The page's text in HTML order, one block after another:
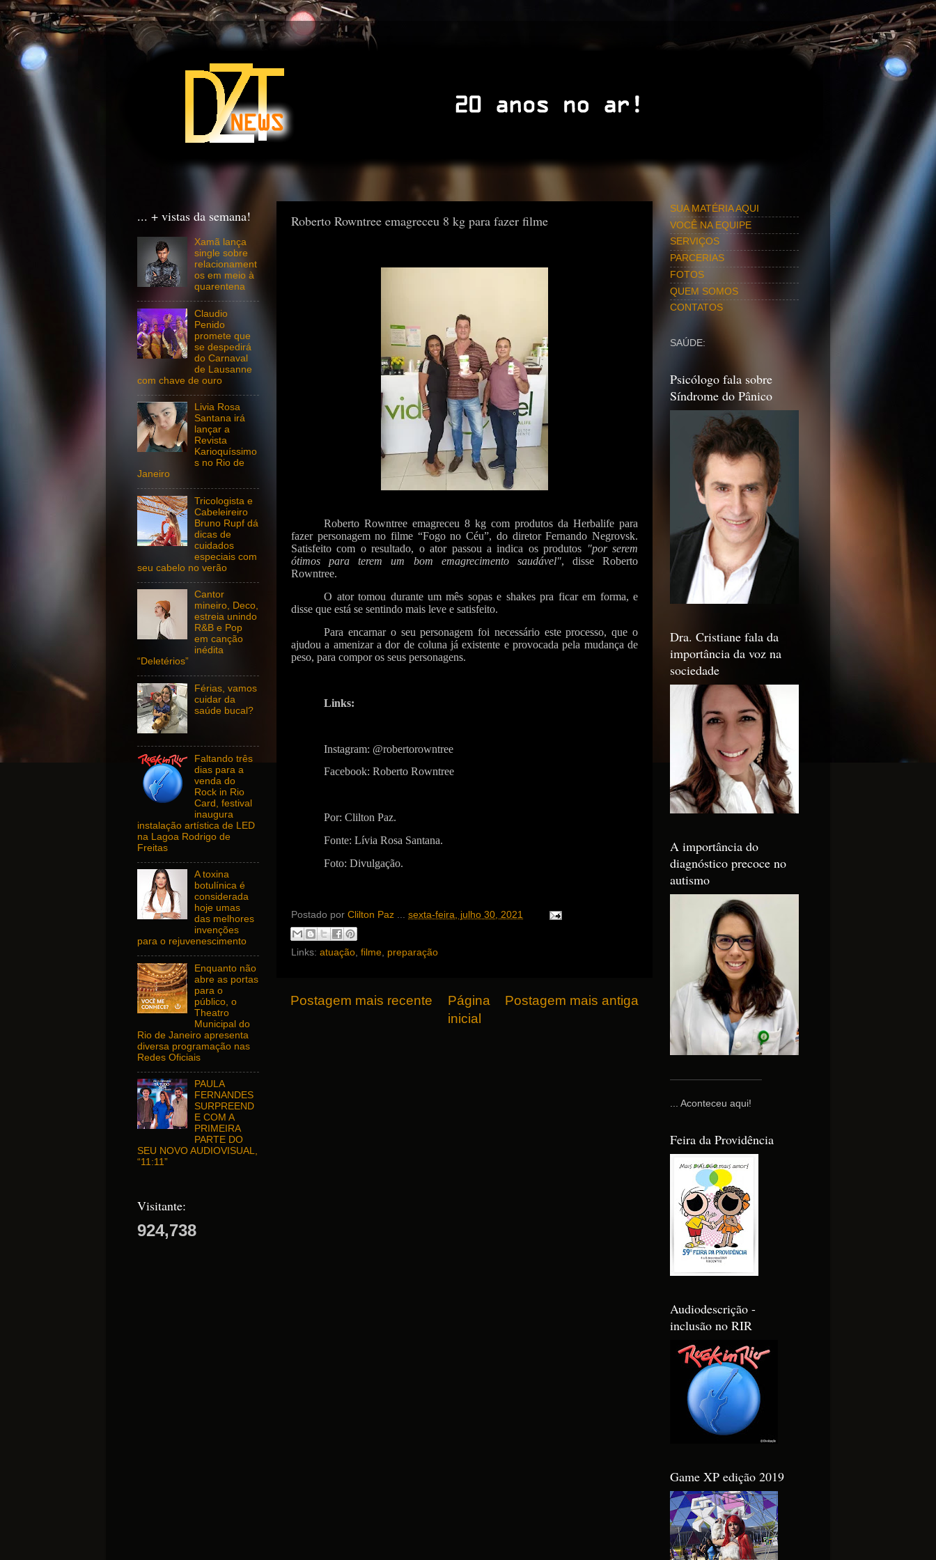
Roberto Rowntree emagreceu 8 kg para fazer filme
Roberto Rowntree emagreceu 8 kg com produtos da Herbalife para
fazer personagem no filme “Fogo no Céu”, do diretor Fernando Negrovsk.
Satisfeito com o resultado, o ator passou a indica os produtos "por serem
ótimos para terem um bom emagrecimento saudável", disse Roberto
Rowntree.
O ator tomou durante um mês sopas e shakes pra ficar em forma, e
disse que está se sentindo mais leve e satisfeito.
Para encarnar o seu personagem foi necessário este processo, que o
ajudou a amenizar a dor de coluna já existente e provocada pela mudança de
peso, para compor os seus personagens.
Links:
Instagram: @robertorowntree
Facebook: Roberto Rowntree
Por: Clilton Paz.
Fonte: Lívia Rosa Santana.
Foto: Divulgação.
Postado por Clilton Paz ... sexta-feira, julho 30, 2021
Links: atuação, filme, preparação
Postagem mais recente Postagem mais antiga
Página
inicial
... + vistas da semana!
Xamã lança
single sobre
relacionament
os em meio à
quarentena
Claudio
Penido
promete que
se despedirá
do Carnaval
de Lausanne
com chave de ouro
Livia Rosa
Santana irá
lançar a
Revista
Karioquíssimo
s no Rio de
Janeiro
Tricologista e
Cabeleireiro
Bruno Rupf dá
dicas de
cuidados
especiais com
seu cabelo no verão
Cantor
mineiro, Deco,
estreia unindo
R&B e Pop
em canção
inédita
“Deletérios”
Férias, vamos
cuidar da
saúde bucal?
Faltando três
dias para a
venda do
Rock in Rio
Card, festival
inaugura
instalação artística de LED
na Lagoa Rodrigo de
Freitas
A toxina
botulínica é
considerada
hoje umas
das melhores
invenções
para o rejuvenescimento
Enquanto não
abre as portas
para o
público, o
Theatro
Municipal do
Rio de Janeiro apresenta
diversa programação nas
Redes Oficiais
PAULA
FERNANDES
SURPREEND
E COM A
PRIMEIRA
PARTE DO
SEU NOVO AUDIOVISUAL,
“11:11”
Visitante:
924,738
SUA MATÉRIA AQUI
VOCÊ NA EQUIPE
SERVIÇOS
PARCERIAS
FOTOS
QUEM SOMOS
CONTATOS
SAÚDE:
Psicólogo fala sobre
Síndrome do Pânico
Dra. Cristiane fala da
importância da voz na
sociedade
A importância do
diagnóstico precoce no
autismo
... Aconteceu aqui!
Feira da Providência
Audiodescrição -
inclusão no RIR
Game XP edição 2019